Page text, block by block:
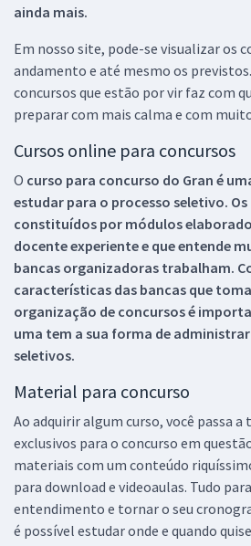
ainda mais.
Em nosso site, pode-se visualizar os
andamento e até mesmo os
concursos que estão por vir faz com
preparar com mais calma e com
Cursos online para concursos
O curso para concurso do Gran é
estudar para o processo seletivo.
constituídos por módulos
docente experiente e que entende
bancas organizadoras trabalham.
características das bancas que
organização de concursos é
uma tem a sua forma de
seletivos.
Material para concurso
Ao adquirir algum curso, você passa a
exclusivos para o concurso em
materiais com um conteúdo
para download e videoaulas. Tudo
entendimento e tornar o seu
é possível estudar onde e quando